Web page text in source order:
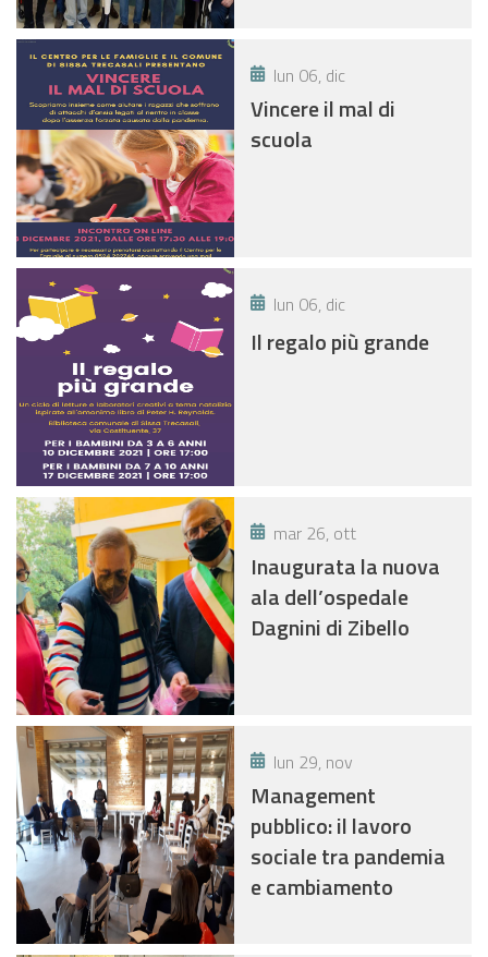
lun 06, dic
Vincere il mal di
scuola
lun 06, dic
Il regalo più grande
mar 26, ott
Inaugurata la nuova
ala dell’ospedale
Dagnini di Zibello
lun 29, nov
Management
pubblico: il lavoro
sociale tra pandemia
e cambiamento